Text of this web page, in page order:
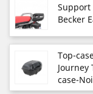
Support
Becker
Top-
Journey
case-